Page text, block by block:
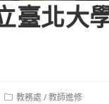
臺北
Post教務處 /教師進修